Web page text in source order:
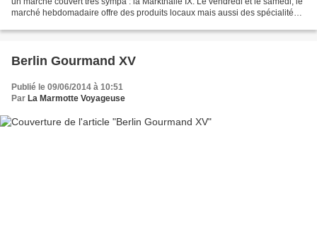
marché hebdomadaire offre des produits locaux mais aussi des spécialités
Berlin Gourmand XV
Publié le 09/06/2014 à 10:51
Par La Marmotte Voyageuse